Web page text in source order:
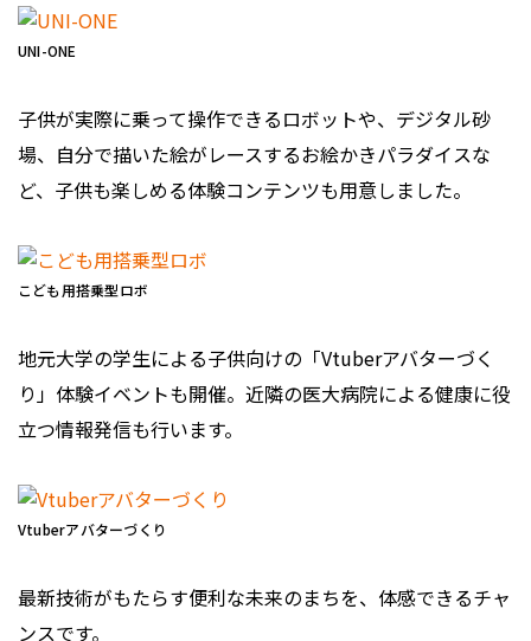
UNI-ONE
子供が実際に乗って操作できるロボットや、デジタル砂
場、自分で描いた絵がレースするお絵かきパラダイスな
ど、子供も楽しめる体験コンテンツも用意しました。
こども用搭乗型ロボ
地元大学の学生による子供向けの「Vtuberアバターづく
り」体験イベントも開催。近隣の医大病院による健康に役
立つ情報発信も行います。
Vtuberアバターづくり
最新技術がもたらす便利な未来のまちを、体感できるチャ
ンスです。